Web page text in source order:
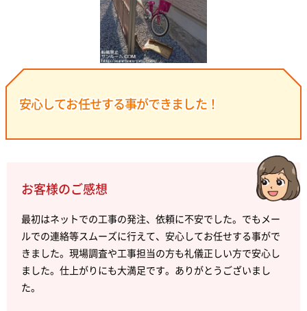
安心してお任せする事ができました！
お客様のご感想
最初はネットでの工事の発注、依頼に不安でした。でもメー
ルでの連絡等スムーズに行えて、安心してお任せする事がで
きました。現場調査や工事担当の方も礼儀正しい方で安心し
ました。仕上がりにも大満足です。ありがとうございまし
た。